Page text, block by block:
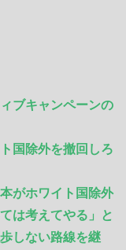
ブキャンペーンの
国除外を撤回しろ
がホワイト国除外
は考えてやる」と
しない路線を継